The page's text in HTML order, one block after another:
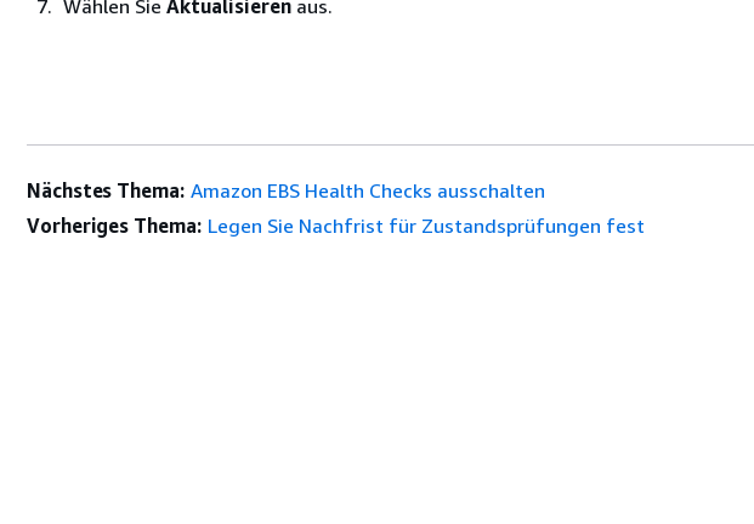
Wählen Sie Aktualisieren aus.
Nächstes Thema: Amazon EBS Health Checks ausschalten
Vorheriges Thema: Legen Sie Nachfrist für Zustandsprüfungen fest